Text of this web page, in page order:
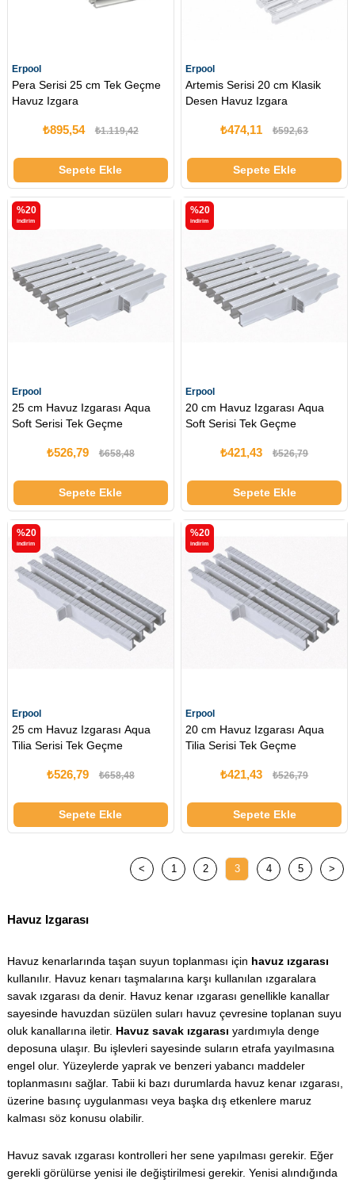
Erpool
Pera Serisi 25 cm Tek Geçme
Havuz Izgara
₺895,54 ₺1.119,42
Sepete Ekle
Erpool
Artemis Serisi 20 cm Klasik
Desen Havuz Izgara
₺474,11 ₺592,63
Sepete Ekle
Erpool
25 cm Havuz Izgarası Aqua
Soft Serisi Tek Geçme
₺526,79 ₺658,48
Sepete Ekle
%20
i̇ndirim
Erpool
20 cm Havuz Izgarası Aqua
Soft Serisi Tek Geçme
₺421,43 ₺526,79
Sepete Ekle
%20
i̇ndirim
Erpool
25 cm Havuz Izgarası Aqua
Tilia Serisi Tek Geçme
₺526,79 ₺658,48
Sepete Ekle
%20
i̇ndirim
Erpool
20 cm Havuz Izgarası Aqua
Tilia Serisi Tek Geçme
₺421,43 ₺526,79
Sepete Ekle
%20
i̇ndirim
< 1 2 3 4 5 >
Havuz Izgarası
Havuz kenarlarında taşan suyun toplanması için havuz ızgarası
kullanılır. Havuz kenarı taşmalarına karşı kullanılan ızgaralara
savak ızgarası da denir. Havuz kenar ızgarası genellikle kanallar
sayesinde havuzdan süzülen suları havuz çevresine toplanan suyu
oluk kanallarına iletir. Havuz savak ızgarası yardımıyla denge
deposuna ulaşır. Bu işlevleri sayesinde suların etrafa yayılmasına
engel olur. Yüzeylerde yaprak ve benzeri yabancı maddeler
toplanmasını sağlar. Tabii ki bazı durumlarda havuz kenar ızgarası,
üzerine basınç uygulanması veya başka dış etkenlere maruz
kalması söz konusu olabilir.
Havuz savak ızgarası kontrolleri her sene yapılması gerekir. Eğer
gerekli görülürse yenisi ile değiştirilmesi gerekir. Yenisi alındığında